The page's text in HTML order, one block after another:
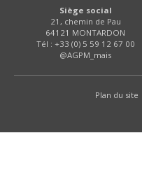
Siège social
21, chemin de Pau
64121 MONTARDON
Tél : +33 (0) 5 59 12 67 00
@AGPM_mais
Plan du site